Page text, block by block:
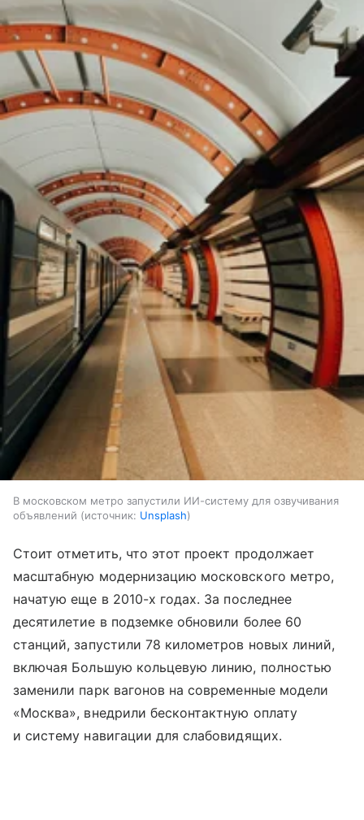
В московском метро запустили ИИ-систему для озвучивания
объявлений
источник: Unsplash
Стоит отметить, что этот проект продолжает
масштабную модернизацию московского метро,
начатую еще в 2010-х годах. За последнее
десятилетие в подземке обновили более 60
станций, запустили 78 километров новых линий,
включая Большую кольцевую линию, полностью
заменили парк вагонов на современные модели
«Москва», внедрили бесконтактную оплату
и систему навигации для слабовидящих.